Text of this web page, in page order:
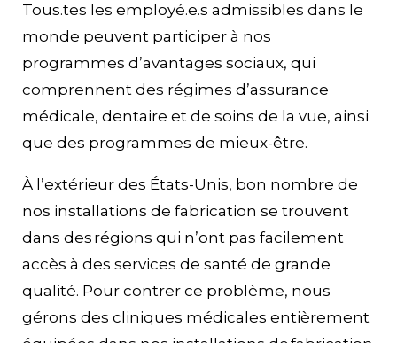
Tous.tes les employé.e.s admissibles dans le
monde peuvent participer à nos
programmes d’avantages sociaux, qui
comprennent des régimes d’assurance
médicale, dentaire et de soins de la vue, ainsi
que des programmes de mieux-être.
À l’extérieur des États-Unis, bon nombre de
nos installations de fabrication se trouvent
dans des régions qui n’ont pas facilement
accès à des services de santé de grande
qualité. Pour contrer ce problème, nous
gérons des cliniques médicales entièrement